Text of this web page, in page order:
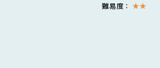
難易度： ★★